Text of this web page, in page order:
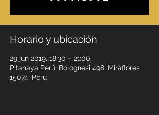
Horario y ubicación
29 jun 2019, 18:30 – 21:00
Pitahaya Perú, Bolognesi 498, Miraflores
15074, Peru